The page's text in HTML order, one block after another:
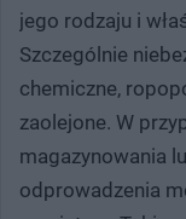
jego rodzaju i
Szczególnie
chemiczne,
zaolejone. W
magazynowania
odprowadzenia